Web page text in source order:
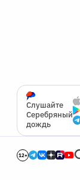
Слушайте
Серебряный
дождь
12+